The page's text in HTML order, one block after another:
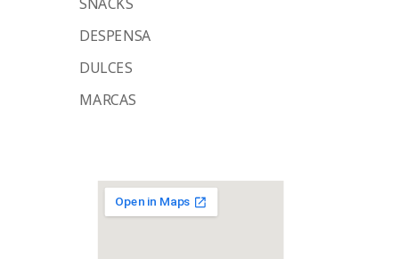
DESPENSA
DULCES
MARCAS